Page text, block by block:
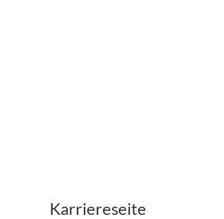
Karriereseite